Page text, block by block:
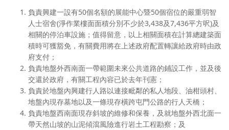
負責興建一設有50個名額的展能中心暨50個宿位的嚴重弱智
人士宿舍(淨作業樓面面積分別不少於3,438及7,436平方呎)及
相關的停泊車設施；值得留意，以上相關面積在計算總建築面
積時可獲豁免，有關費用將在上述政府配置轉讓給政府時由政
府支付；
負責地盤外西南面一帶範圍未來公共道路的鋪設工作，並及後
交還於政府，有關工程內容已於去年刊憲；
負責於地盤內興建行人路以連接毗鄰的私人地段、油柑頭村、
地盤內現存墓地以及一條現存橫跨屯門公路的行人天橋；
負責地盤西南面現存斜坡的維修和保養，及就地盤外西北面一
帶天然山坡的山泥傾瀉風險進行岩土工程勘察；及